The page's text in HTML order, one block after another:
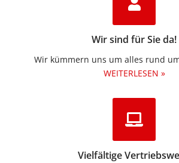
Wir sind für Sie da!
Wir kümmern uns um alles rund
WEITERLESEN »
Vielfältige